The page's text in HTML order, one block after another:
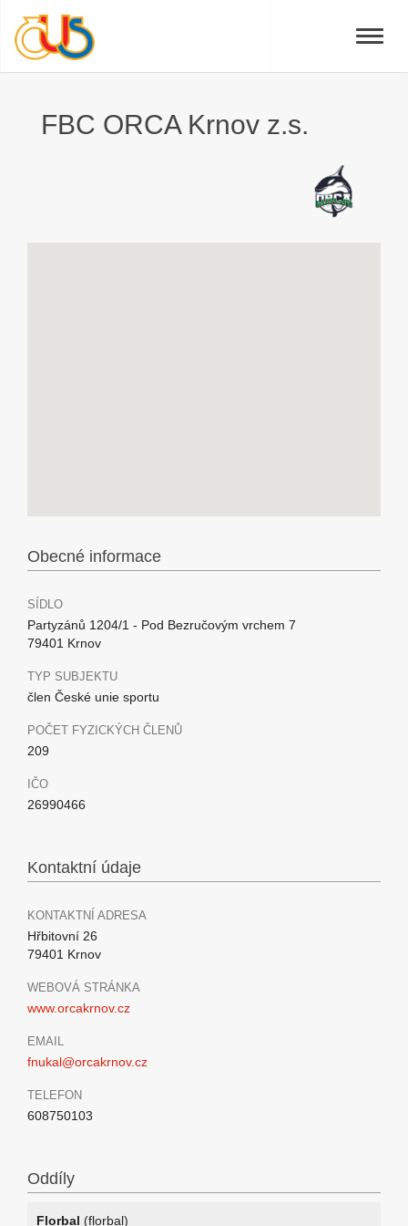
Toggle
FBC ORCA Krnov z.s.
Obecné informace
SÍDLO
Partyzánů 1204/1 - Pod Bezručovým vrchem 7
79401 Krnov
TYP SUBJEKTU
člen České unie sportu
POČET FYZICKÝCH ČLENŮ
209
IČO
26990466
Kontaktní údaje
KONTAKTNÍ ADRESA
Hřbitovní 26
79401 Krnov
WEBOVÁ STRÁNKA
www.orcakrnov.cz
EMAIL
fnukal@orcakrnov.cz
TELEFON
608750103
Oddíly
Florbal (florbal)